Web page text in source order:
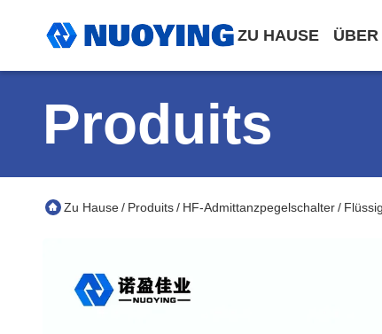
ZU HAUSE
Produits
Zu Hause/ Produits/ HF-Admittanzpegelschalter/